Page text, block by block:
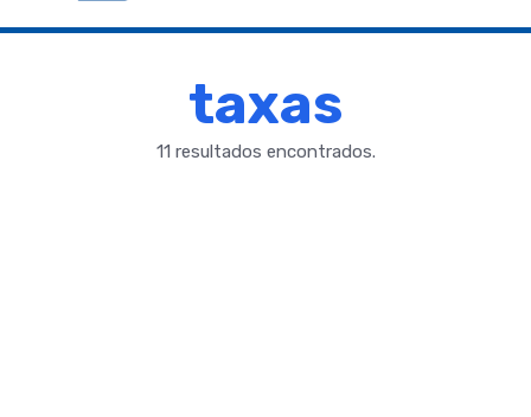
taxas
11 resultados encontrados.